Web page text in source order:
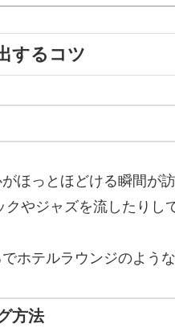
するコツ
ほっとほどける瞬間が訪
やジャズを流したりし
ホテルラウンジのような
方法